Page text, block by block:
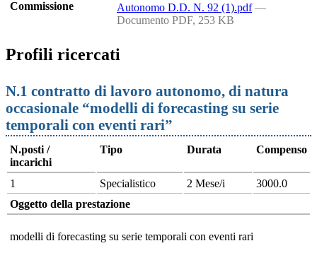
Commissione
Autonomo D.D. N. 92 (1).pdf —
Documento PDF, 253 KB
Profili ricercati
N.1 contratto di lavoro autonomo, di natura
occasionale “modelli di forecasting su serie
temporali con eventi rari”
N.posti /
incarichi
Tipo Durata Compenso
1 Specialistico 2 Mese/i
3000.0
Oggetto della prestazione
modelli di forecasting su serie temporali con eventi rari